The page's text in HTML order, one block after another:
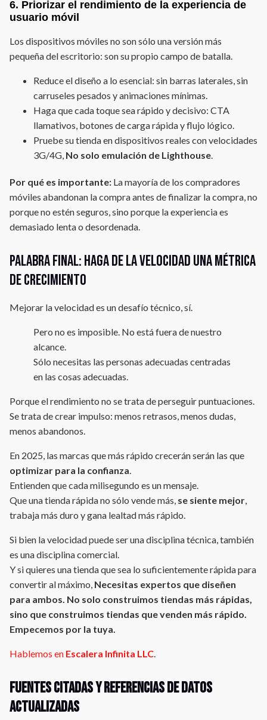
6. Priorizar el rendimiento de la experiencia de
usuario móvil
Los dispositivos móviles no son sólo una versión más
pequeña del escritorio: son su propio campo de batalla.
Reduce el diseño a lo esencial: sin barras laterales, sin
carruseles pesados y animaciones mínimas.
Haga que cada toque sea rápido y decisivo: CTA
llamativos, botones de carga rápida y flujo lógico.
Pruebe su tienda en dispositivos reales con velocidades
3G/4G, No solo emulación de Lighthouse.
Por qué es importante: La mayoría de los compradores
móviles abandonan la compra antes de finalizar la compra, no
porque no estén seguros, sino porque la experiencia es
demasiado lenta o desordenada.
Palabra final: Haga de la velocidad una métrica
de crecimiento
Mejorar la velocidad es un desafío técnico, sí.
Pero no es imposible. No está fuera de nuestro
alcance.
Sólo necesitas las personas adecuadas centradas
en las cosas adecuadas.
Porque el rendimiento no se trata de perseguir puntuaciones.
Se trata de crear impulso: menos retrasos, menos dudas,
menos abandonos.
En 2025, las marcas que más rápido crecerán serán las que
optimizar para la confianza.
Entienden que cada milisegundo es un mensaje.
Que una tienda rápida no sólo vende más, se siente mejor,
trabaja más duro y gana lealtad más rápido.
Si bien la velocidad puede ser una disciplina técnica, también
es una disciplina comercial.
Y si quieres una tienda que sea lo suficientemente rápida para
convertir al máximo, Necesitas expertos que diseñen
para ambos. No solo construimos tiendas más rápidas,
sino que construimos tiendas que venden más rápido.
Empecemos por la tuya.
Hablemos en Escalera Infinita LLC.
Fuentes citadas y referencias de datos
actualizadas